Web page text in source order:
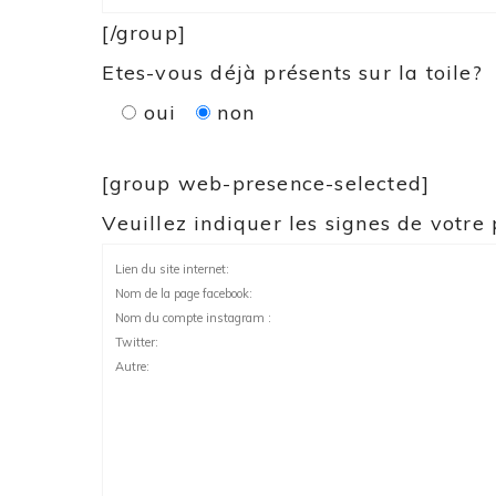
[/group]
Etes-vous déjà présents sur la toile?
oui
non
[group web-presence-selected]
Veuillez indiquer les signes de votre